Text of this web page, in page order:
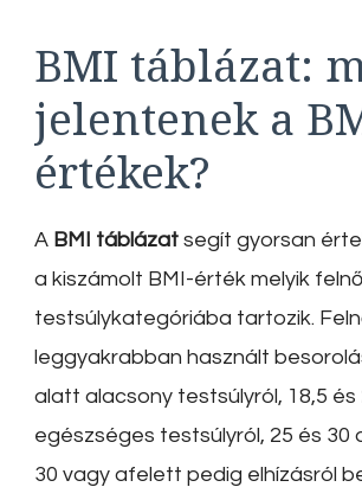
BMI táblázat:
jelentenek a
értékek?
A BMI táblázat segít gyorsan
a kiszámolt BMI-érték melyik
testsúlykategóriába tartozik.
leggyakrabban használt
alatt alacsony testsúlyról, 18,5 és
egészséges testsúlyról, 25 és 30
30 vagy afelett pedig elhízásról